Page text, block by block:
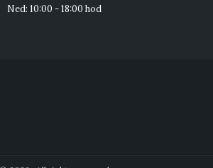
Ned: 10:00 - 18:00 hod